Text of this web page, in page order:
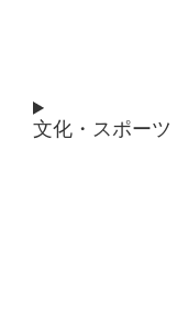
文化・スポーツ